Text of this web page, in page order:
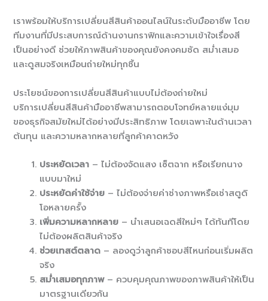
เราพร้อมให้บริการเปลี่ยนสีสินค้าออนไลน์ในระดับมืออาชีพ โดย
ทีมงานที่มีประสบการณ์ด้านงานกราฟิกและความเข้าใจเรื่องสี
เป็นอย่างดี ช่วยให้ภาพสินค้าของคุณยังคงคมชัด สม่ำเสมอ
และดูสมจริงเหมือนถ่ายใหม่ทุกชิ้น
ประโยชน์ของการเปลี่ยนสีสินค้าแบบไม่ต้องถ่ายใหม่
บริการเปลี่ยนสีสินค้ามืออาชีพสามารถตอบโจทย์หลายแง่มุม
ของธุรกิจสมัยใหม่ได้อย่างมีประสิทธิภาพ โดยเฉพาะในด้านเวลา
ต้นทุน และความหลากหลายที่ลูกค้าคาดหวัง
ประหยัดเวลา – ไม่ต้องจัดแสง เซ็ตฉาก หรือเรียกนาง
แบบมาใหม่
ประหยัดค่าใช้จ่าย – ไม่ต้องจ่ายค่าช่างภาพหรือเช่าสตูดิ
โอหลายครั้ง
เพิ่มความหลากหลาย – นำเสนอเฉดสีใหม่ๆ ได้ทันทีโดย
ไม่ต้องผลิตสินค้าจริง
ช่วยเทสต์ตลาด – ลองดูว่าลูกค้าชอบสีไหนก่อนเริ่มผลิต
จริง
สม่ำเสมอทุกภาพ– ควบคุมคุณภาพของภาพสินค้าให้เป็น
มาตรฐานเดียวกัน